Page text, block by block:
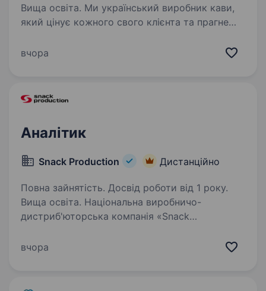
Вища освіта. Ми український виробник кави,
який цінує кожного свого клієнта та прагне
Якщо ти організована, комунікабельна
вчора
Аналітик
Snack Production Дистанційно
Повна зайнятість. Досвід роботи від 1 року.
Вища освіта. Національна виробничо-
дистриб'юторська компанія «Snack
історією на ринку снекової продукції з
вчора